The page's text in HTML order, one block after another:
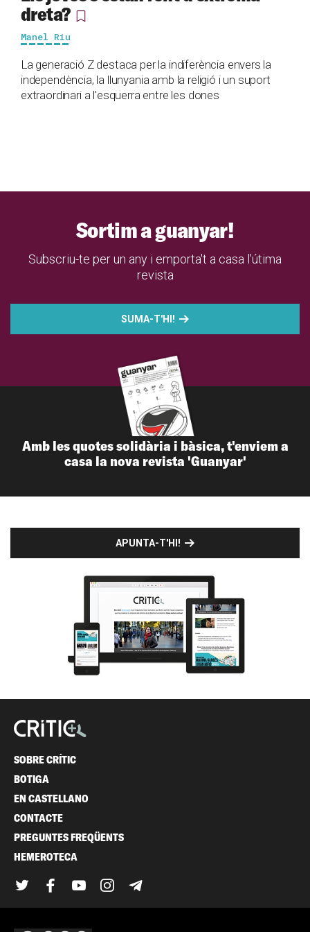
dreta?
Manel Riu
La generació Z destaca per la indiferència envers la
independència, la llunyania amb la religió i un suport
extraordinari a l'esquerra entre les dones
Sortim a guanyar!
Subscriu-te per un any i emporta't a casa l'útima
revista
SUMA-T'HI!
Amb les quotes solidària i bàsica, t'enviem a
casa la nova revista 'Guanyar'
APUNTA-T'HI!
SOBRE CRÍTIC
BOTIGA
EN CASTELLANO
CONTACTE
PREGUNTES FREQÜENTS
HEMEROTECA
TwitterFacebook
YouTubeInstagram